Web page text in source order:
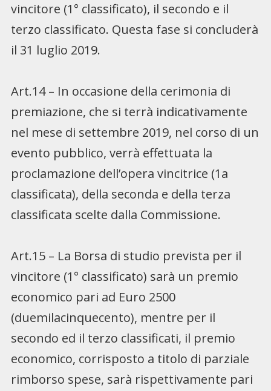
vincitore (1° classificato), il secondo e il
terzo classificato. Questa fase si concluderà
il 31 luglio 2019.
Art.14 – In occasione della cerimonia di
premiazione, che si terrà indicativamente
nel mese di settembre 2019, nel corso di un
evento pubblico, verrà effettuata la
proclamazione dell’opera vincitrice (1a
classificata), della seconda e della terza
classificata scelte dalla Commissione.
Art.15 – La Borsa di studio prevista per il
vincitore (1° classificato) sarà un premio
economico pari ad Euro 2500
(duemilacinquecento), mentre per il
secondo ed il terzo classificati, il premio
economico, corrisposto a titolo di parziale
rimborso spese, sarà rispettivamente pari